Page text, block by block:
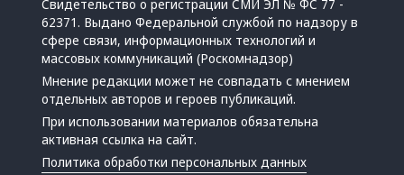
Свидетельство о регистрации СМИ ЭЛ № ФС 77 -
62371. Выдано Федеральной службой по надзору в
сфере связи, информационных технологий и
массовых коммуникаций (Роскомнадзор)
Мнение редакции может не совпадать с мнением
отдельных авторов и героев публикаций.
При использовании материалов обязательна
активная ссылка на сайт.
Политика обработки персональных данных